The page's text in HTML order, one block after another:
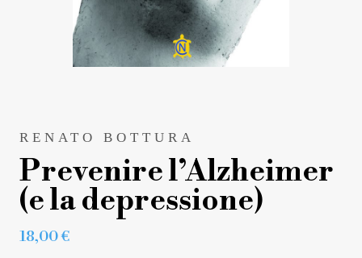
RENATO BOTTURA
Prevenire l’Alzheimer
(e la depressione)
18,00€